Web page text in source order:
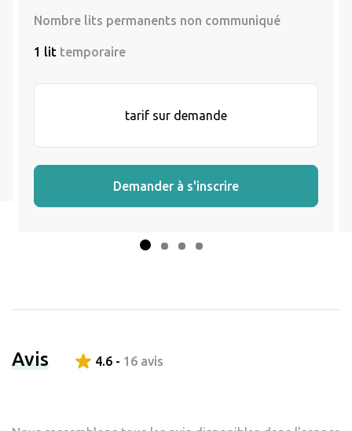
Nombre lits permanents non communiqué
1 lit temporaire
tarif sur demande
Demander à s'inscrire
Avis 4.6 - 16 avis